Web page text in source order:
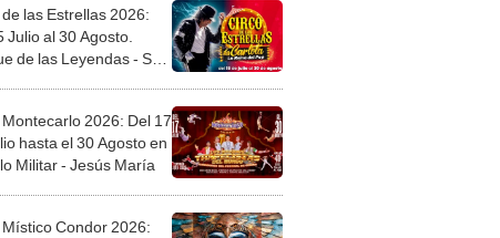
las Estrellas 2026:
Julio al 30 Agosto.
de las Leyendas - San
2026: Del 17
hasta el 30 Agosto en
Militar - Jesús María
Condor 2026: